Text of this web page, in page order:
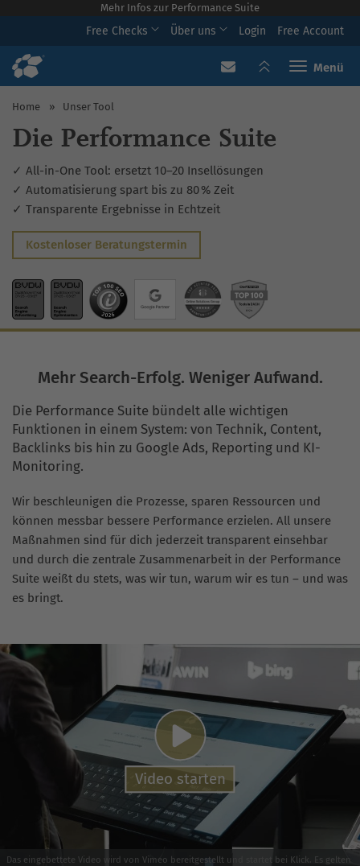
Mehr Infos zur Performance Suite
Free Checks Über uns Login Free Account
Toggle
Home » Unser Tool
Die Performance Suite
✓ All-in-One Tool: ersetzt 10–20 Insellösungen
✓ Automatisierung spart bis zu 80 % Zeit
✓ Transparente Ergebnisse in Echtzeit
Kostenloser Beratungstermin
Mehr Search-Erfolg. Weniger Aufwand.
Die Performance Suite bündelt alle wichtigen
Funktionen in einem System: von Technik, Content,
Backlinks bis hin zu Google Ads, Reporting und KI-
Monitoring.
Wir beschleunigen die Prozesse, sparen Ressourcen und
können messbar bessere Performance erzielen. All unsere
Maßnahmen sind für dich jederzeit transparent einsehbar
und durch die zentrale Zusammenarbeit in der Performance
Suite weißt du stets, was wir tun, warum wir es tun – und was
es bringt.
Das eingebettete Video wird von Vimeo bereitgestellt und startet bei Klick. Es gelten
Video starten